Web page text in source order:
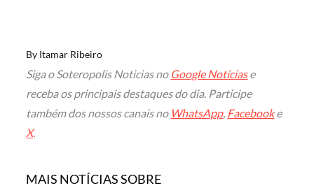
By Itamar Ribeiro
Siga o Soteropolis Noticias no Google Notíciase
receba os principais destaques do dia. Participe
também dos nossos canais no WhatsApp, Facebooke
X.
MAIS NOTÍCIAS SOBRE